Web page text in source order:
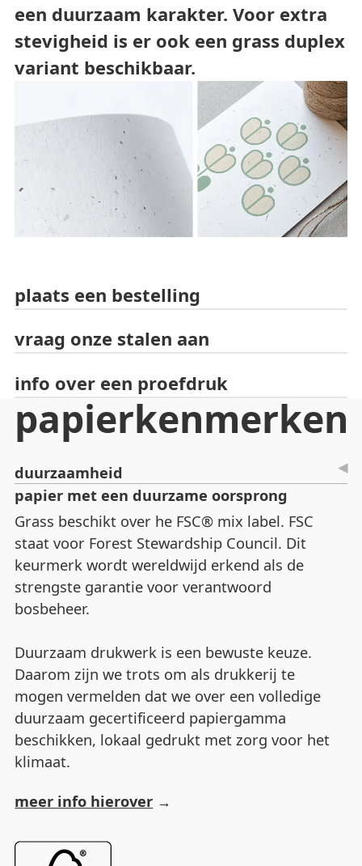
een duurzaam karakter. Voor extra
stevigheid is er ook een grass duplex
variant beschikbaar.
plaats een bestelling
vraag onze stalen aan
info over een proefdruk
papierkenmerken
duurzaamheid
papier met een duurzame oorsprong
Grass beschikt over he FSC® mix label. FSC
staat voor Forest Stewardship Council. Dit
keurmerk wordt wereldwijd erkend als de
strengste garantie voor verantwoord
bosbeheer.
Duurzaam drukwerk is een bewuste keuze.
Daarom zijn we trots om als drukkerij te
mogen vermelden dat we over een volledige
duurzaam gecertificeerd papiergamma
beschikken, lokaal gedrukt met zorg voor het
klimaat.
meer info hierover